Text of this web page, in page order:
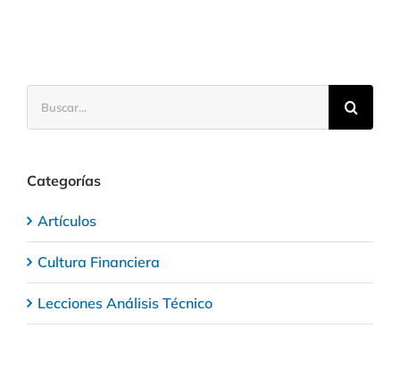
Categorías
Artículos
Cultura Financiera
Lecciones Análisis Técnico